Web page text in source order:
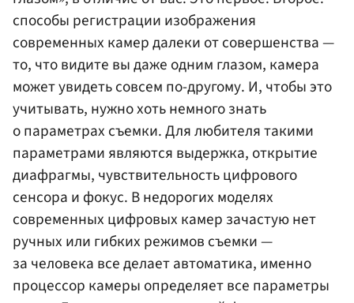
способы регистрации изображения
современных камер далеки от совершенства —
то, что видите вы даже одним глазом, камера
может увидеть совсем по-другому. И, чтобы это
учитывать, нужно хоть немного знать
о параметрах съемки. Для любителя такими
параметрами являются выдержка, открытие
диафрагмы, чувствительность цифрового
сенсора и фокус. В недорогих моделях
современных цифровых камер зачастую нет
ручных или гибких режимов съемки —
за человека все делает автоматика, именно
процессор камеры определяет все параметры